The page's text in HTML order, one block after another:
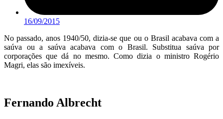
16/09/2015
No passado, anos 1940/50, dizia-se que ou o Brasil acabava com a
saúva ou a saúva acabava com o Brasil. Substitua saúva por
corporações que dá no mesmo. Como dizia o ministro Rogério
Magri, elas são imexíveis.
Fernando Albrecht